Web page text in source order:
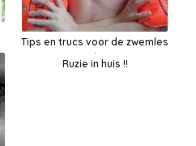
Tips en trucs voor de zwemles
Ruzie in huis !!